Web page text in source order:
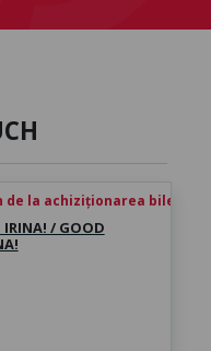
de la achiziționarea biletului
IRINA! / GOOD